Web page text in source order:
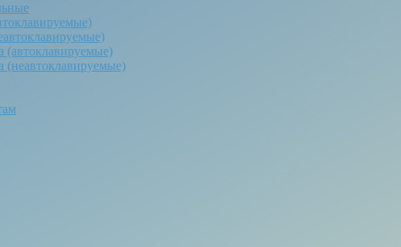
(автоклавируемые)
(неавтоклавируемые)